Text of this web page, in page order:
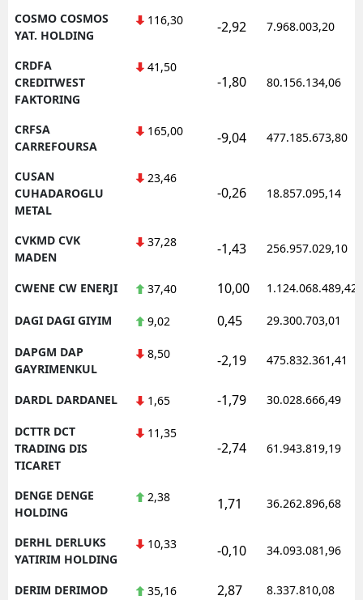
COSMO COSMOS
YAT. HOLDING
116,30 -2,92 7.968.003,20
CRDFA
CREDITWEST
FAKTORING
41,50
-1,80 80.156.134,06
CRFSA
CARREFOURSA
165,00 -9,04 477.185.673,80
CUSAN
CUHADAROGLU
METAL
23,46
-0,26 18.857.095,14
CVKMD CVK
MADEN
37,28 -1,43 256.957.029,10
CWENE CW ENERJI 37,40 10,00 1.124.068.489,42
DAGI DAGI GIYIM 9,02 0,45 29.300.703,01
DAPGM DAP
GAYRIMENKUL
8,50 -2,19 475.832.361,41
DARDL DARDANEL 1,65 -1,79 30.028.666,49
DCTTR DCT
TRADING DIS
TICARET
11,35
-2,74 61.943.819,19
DENGE DENGE
HOLDING
2,38 1,71 36.262.896,68
DERHL DERLUKS
YATIRIM HOLDING
10,33 -0,10 34.093.081,96
DERIM DERIMOD 35,16 2,87 8.337.810,08